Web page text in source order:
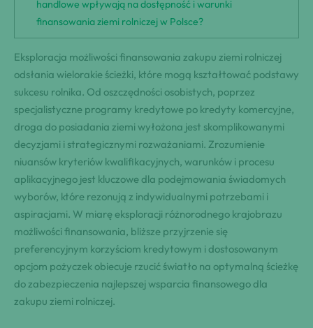
handlowe wpływają na dostępność i warunki
finansowania ziemi rolniczej w Polsce?
Eksploracja możliwości finansowania zakupu ziemi rolniczej
odsłania wielorakie ścieżki, które mogą kształtować podstawy
sukcesu rolnika. Od oszczędności osobistych, poprzez
specjalistyczne programy kredytowe po kredyty komercyjne,
droga do posiadania ziemi wyłożona jest skomplikowanymi
decyzjami i strategicznymi rozważaniami. Zrozumienie
niuansów kryteriów kwalifikacyjnych, warunków i procesu
aplikacyjnego jest kluczowe dla podejmowania świadomych
wyborów, które rezonują z indywidualnymi potrzebami i
aspiracjami. W miarę eksploracji różnorodnego krajobrazu
możliwości finansowania, bliższe przyjrzenie się
preferencyjnym korzyściom kredytowym i dostosowanym
opcjom pożyczek obiecuje rzucić światło na optymalną ścieżkę
do zabezpieczenia najlepszej wsparcia finansowego dla
zakupu ziemi rolniczej.